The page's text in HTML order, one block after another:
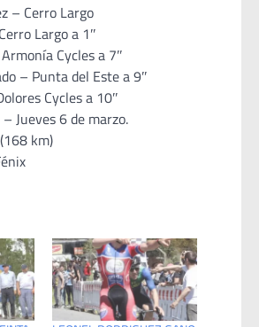
– Cerro Largo
Largo a 1″
Cycles a 7″
– Punta del Este a 9″
Cycles a 10″
Jueves 6 de marzo.
km)